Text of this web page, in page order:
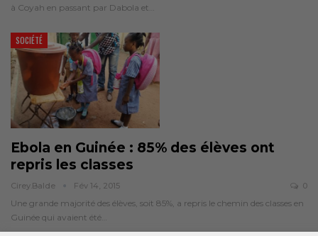
à Coyah en passant par Dabola et…
SOCIÉTÉ
Ebola en Guinée : 85% des élèves ont
repris les classes
Cirey.balde Fév 14, 2015 0
Une grande majorité des élèves, soit 85%, a repris le chemin des classes en
Guinée qui avaient été…